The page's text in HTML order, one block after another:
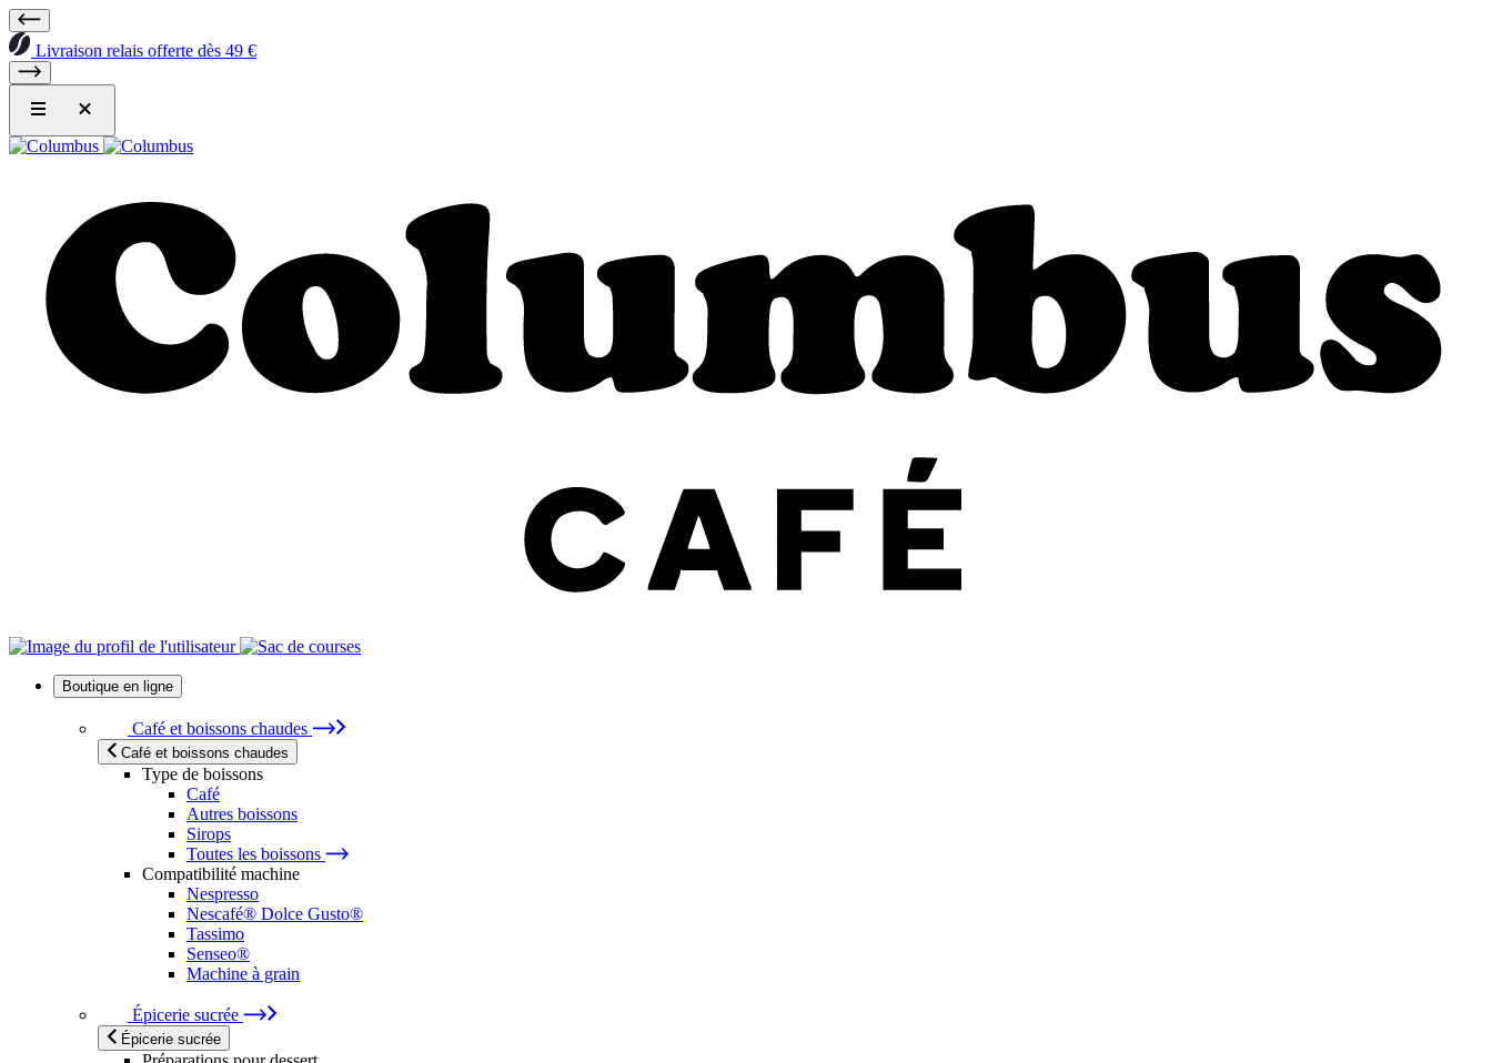
Livraison relais offerte dès 49 €
Boutique en ligne
Café et boissons chaudes
Café et boissons chaudes
Type de boissons
Café
Autres boissons
Sirops
Toutes les boissons
Compatibilité machine
Nespresso
Nescafé® Dolce Gusto®
Tassimo
Senseo®
Machine à grain
Épicerie sucrée
Épicerie sucrée